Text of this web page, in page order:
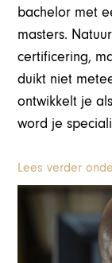
bachelor met
masters.
certificering,
duikt niet
ontwikkelt je
word je
Lees verder